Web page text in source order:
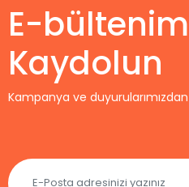
E-
Kaydolun
Kampanya ve